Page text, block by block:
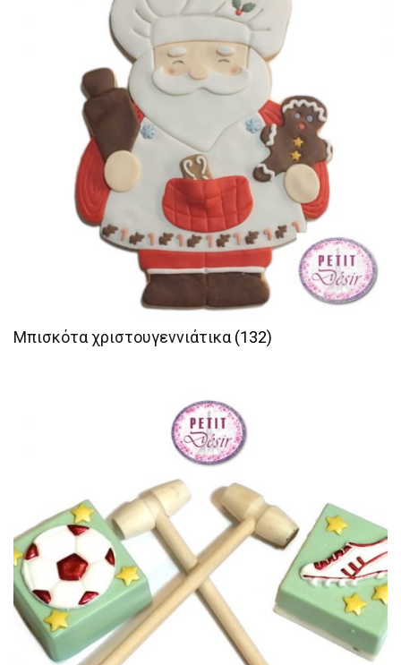
Μπισκότα χριστουγεννιάτικα(132)